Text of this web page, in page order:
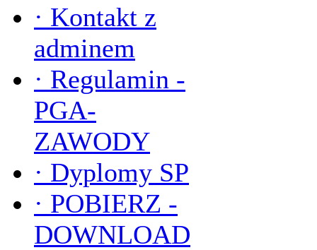
· Kontakt z
adminem
· Regulamin -
PGA-
ZAWODY
· Dyplomy SP
· POBIERZ -
DOWNLOAD